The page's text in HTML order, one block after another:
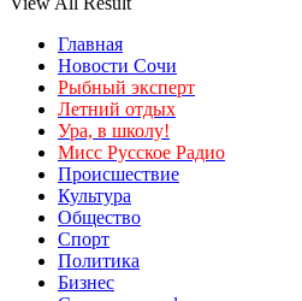
Главная
Новости Сочи
Рыбный эксперт
Летний отдых
Ура, в школу!
Мисс Русское Радио
Происшествие
Культура
Общество
Спорт
Политика
Бизнес